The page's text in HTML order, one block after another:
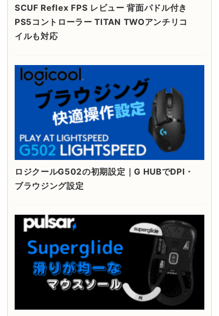
SCUF Reflex FPS レビュー 背面パドル付き
PS5コントローラー TITAN TWOアンチリコ
イルも対応
ロジクールG502の初期設定｜G HUBでDPI・
ブラウジング設定